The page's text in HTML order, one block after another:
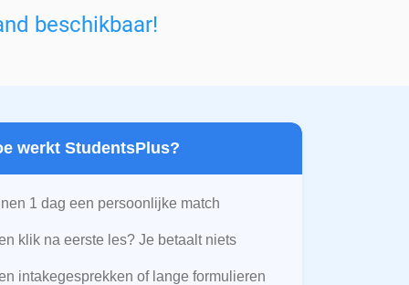
beschikbaar!
werkt StudentsPlus?
1 dag een persoonlijke match
klik na eerste les? Je betaalt niets
intakegesprekken of lange formulieren